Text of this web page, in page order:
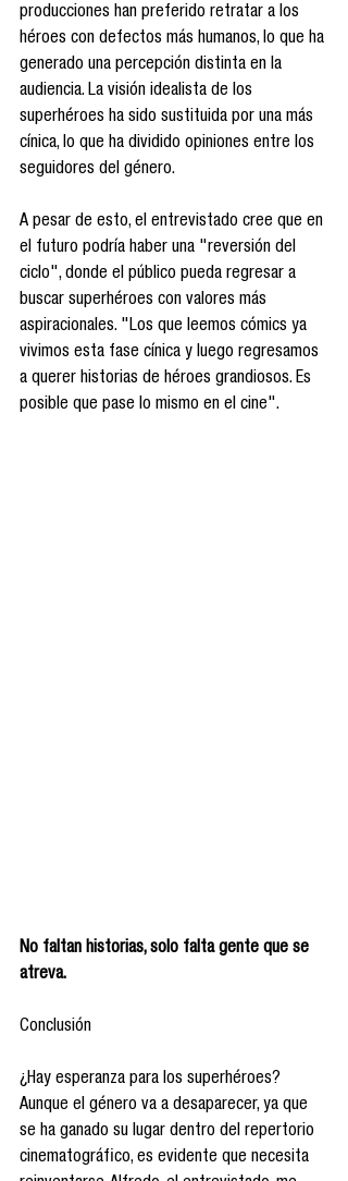
producciones han preferido retratar a los
héroes con defectos más humanos, lo que ha
generado una percepción distinta en la
audiencia. La visión idealista de los
superhéroes ha sido sustituida por una más
cínica, lo que ha dividido opiniones entre los
seguidores del género.
A pesar de esto, el entrevistado cree que en
el futuro podría haber una "reversión del
ciclo", donde el público pueda regresar a
buscar superhéroes con valores más
aspiracionales. "Los que leemos cómics ya
vivimos esta fase cínica y luego regresamos
a querer historias de héroes grandiosos. Es
posible que pase lo mismo en el cine".
No faltan historias, solo falta gente que se
atreva.
Conclusión
¿Hay esperanza para los superhéroes?
Aunque el género va a desaparecer, ya que
se ha ganado su lugar dentro del repertorio
cinematográfico, es evidente que necesita